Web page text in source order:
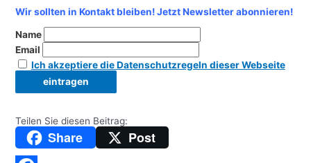
Wir sollten in Kontakt bleiben! Jetzt Newsletter abonnieren!
Name
Email
Ich akzeptiere die Datenschutzregeln dieser Webseite
Teilen Sie diesen Beitrag:
Share Post